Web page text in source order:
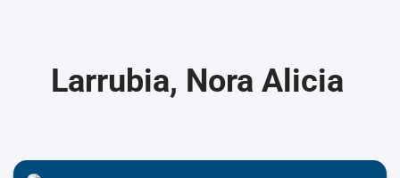
Larrubia, Nora Alicia